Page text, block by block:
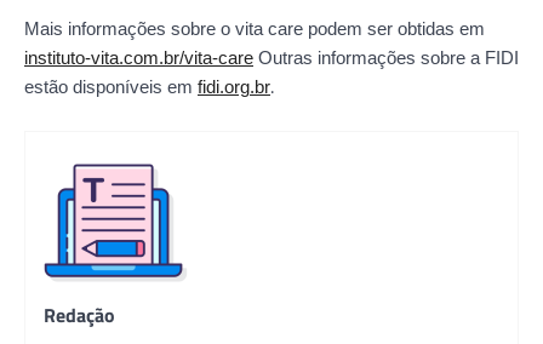
Mais informações sobre o vita care podem ser obtidas em
instituto-vita.com.br/vita-care Outras informações sobre a FIDI
estão disponíveis em fidi.org.br.
Redação